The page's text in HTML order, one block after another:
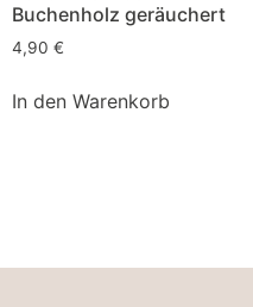
Buchenholz geräuchert
4,90 €
In den Warenkorb